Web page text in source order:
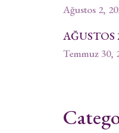
Ağustos 2,
Temmuz 30,